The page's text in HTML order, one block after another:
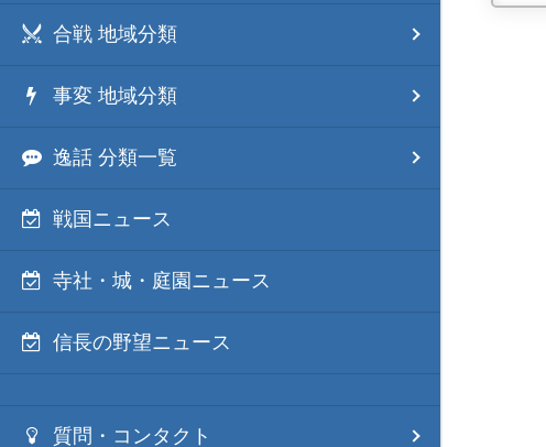
合戦 地域分類
事変 地域分類
逸話 分類一覧
戦国ニュース
寺社・城・庭園ニュース
信長の野望ニュース
質問・コンタクト